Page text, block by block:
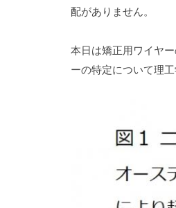
配がありません。
本日は矯正用ワイヤ
ーの特定について理